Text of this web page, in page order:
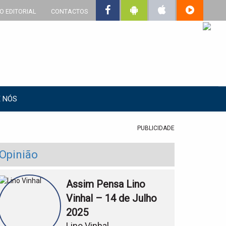
EDITORIAL CONTACTOS
NÓS
PUBLICIDADE
Assim Pensa Lino
Vinhal – 14 de Julho
2025